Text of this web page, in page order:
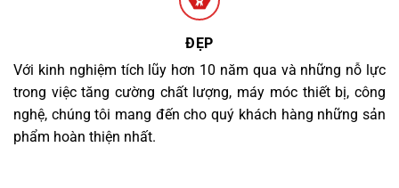
ĐẸP
Với kinh nghiệm tích lũy hơn 10 năm qua và những nỗ lực
trong việc tăng cường chất lượng, máy móc thiết bị, công
nghệ, chúng tôi mang đến cho quý khách hàng những sản
phẩm hoàn thiện nhất.